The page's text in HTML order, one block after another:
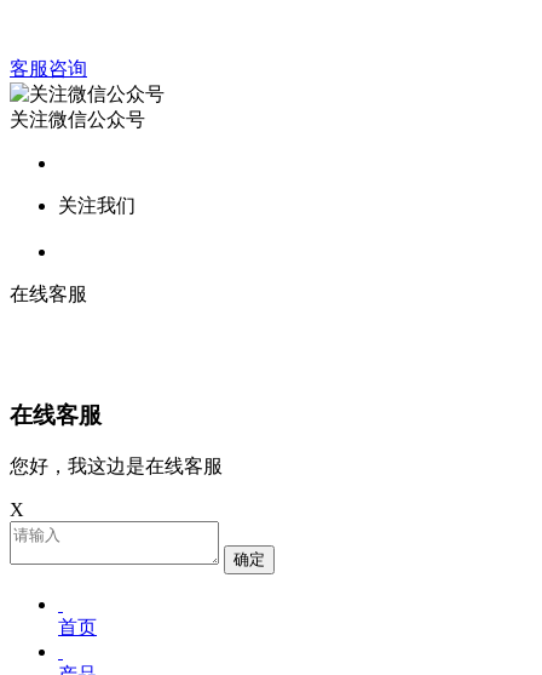
客服咨询
关注微信公众号
关注我们
在线客服
在线客服
您好，我这边是在线客服
X
确定
首页